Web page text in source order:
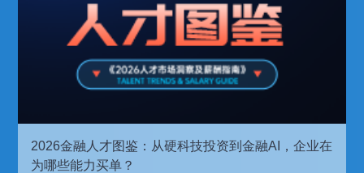
2026金融人才图鉴：从硬科技投资到金融AI，企业在
为哪些能力买单？